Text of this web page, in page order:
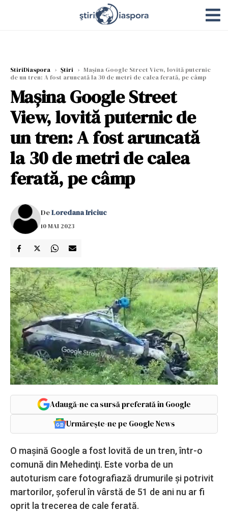
StiriDiaspora › Știri › Maşina Google Street View, lovită puternic
de un tren: A fost aruncată la 30 de metri de calea ferată, pe câmp
Maşina Google Street
View, lovită puternic de
un tren: A fost aruncată
la 30 de metri de calea
ferată, pe câmp
DeLoredana Iriciuc
10 MAI 2023
Adaugă-ne ca sursă preferată în Google
Urmărește-ne pe Google News
O maşină Google a fost lovită de un tren, într-o
comună din Mehedinţi. Este vorba de un
autoturism care fotografiază drumurile şi potrivit
martorilor, şoferul în vârstă de 51 de ani nu ar fi
oprit la trecerea de cale ferată.